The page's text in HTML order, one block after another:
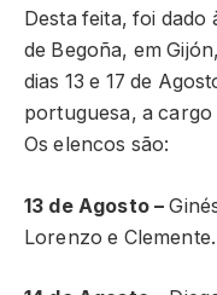
Desta feita, foi dado
de Begoña, em
dias 13 e 17 de
portuguesa, a cargo
Os elencos são:
13 de Agosto –
Lorenzo e